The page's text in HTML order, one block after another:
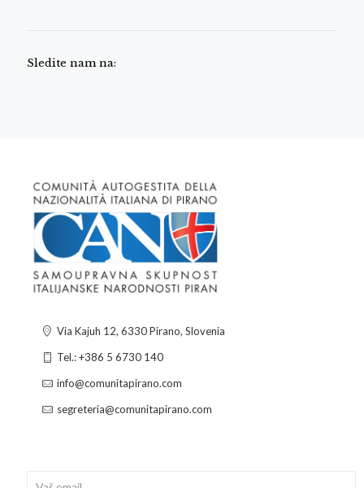
Sledite nam na:
Via Kajuh 12, 6330 Pirano, Slovenia
Tel.: +386 5 6730 140
info@comunitapirano.com
segreteria@comunitapirano.com